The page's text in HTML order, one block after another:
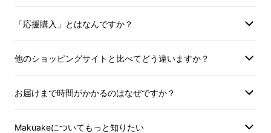
長財布としての機能はそのままに。
が出来る絶妙のサイズを追求し、
「応援購入」とはなんですか？
他のショッピングサイトと比べてどう違いますか？
お届けまで時間がかかるのはなぜですか？
Makuakeについてもっと知りたい